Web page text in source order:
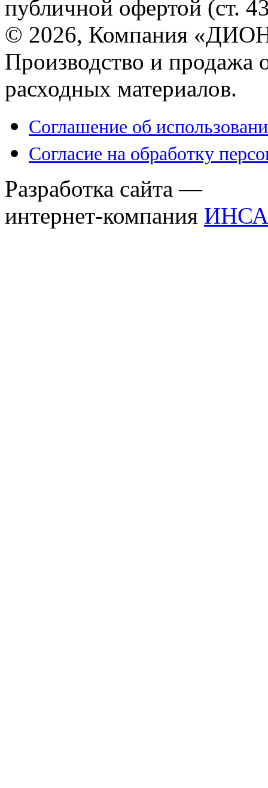
публичной офертой (ст.
© 2026, Компания
Производство и продажа
расходных материалов.
Соглашение об
Согласие на обработку
Разработка сайта —
интернет-компания